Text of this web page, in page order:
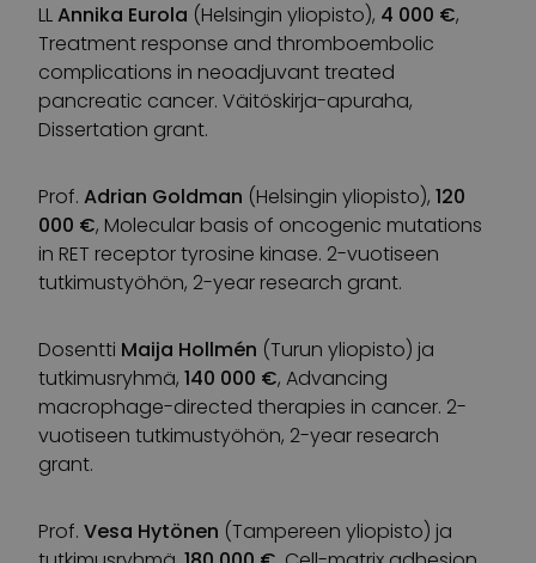
LLAnnika Eurola (Helsingin yliopisto), 4 000 €,
Treatment response and thromboembolic
complications in neoadjuvant treated
pancreatic cancer. Väitöskirja-apuraha,
Dissertation grant.
Prof. Adrian Goldman (Helsingin yliopisto), 120
000 €, Molecular basis of oncogenic mutations
in RET receptor tyrosine kinase. 2-vuotiseen
tutkimustyöhön, 2-year research grant.
Dosentti Maija Hollmén (Turun yliopisto) ja
tutkimusryhmä, 140 000 €, Advancing
macrophage-directed therapies in cancer. 2-
vuotiseen tutkimustyöhön, 2-year research
grant.
Prof. Vesa Hytönen (Tampereen yliopisto) ja